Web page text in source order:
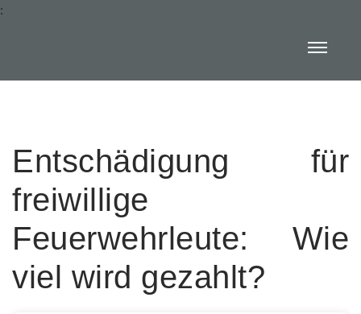
:
Entschädigung für
freiwillige
Feuerwehrleute: Wie
viel wird gezahlt?